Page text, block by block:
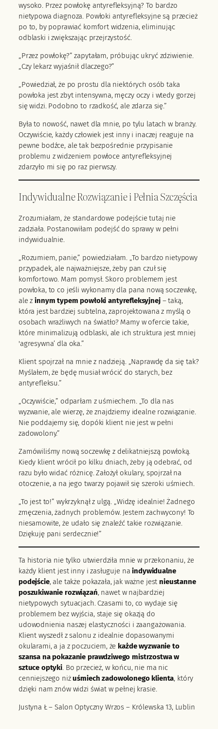
wysoko. Przez powłokę antyrefleksyjną? To bardzo
nietypowa diagnoza. Powłoki antyrefleksyjne są przecież
po to, by poprawiać komfort widzenia, eliminując
odblaski i zwiększając przejrzystość.
„Przez powłokę?” zapytałam, próbując ukryć zdziwienie.
„Czy lekarz wyjaśnił dlaczego?”
„Powiedział, że po prostu dla niektórych osób taka
powłoka jest zbyt intensywna, męczy oczy i wtedy gorzej
się widzi. Podobno to rzadkość, ale zdarza się.”
Była to nowość, nawet dla mnie, po tylu latach w branży.
Oczywiście, każdy człowiek jest inny i inaczej reaguje na
pewne bodźce, ale tak bezpośrednie przypisanie
problemu z widzeniem powłoce antyrefleksyjnej
zdarzyło mi się po raz pierwszy.
Indywidualne Rozwiązanie i Pełnia Szczęścia
Zrozumiałam, że standardowe podejście tutaj nie
zadziała. Postanowiłam podejść do sprawy w pełni
indywidualnie.
„Rozumiem, panie,” powiedziałam. „To bardzo nietypowy
przypadek, ale najważniejsze, żeby pan czuł się
komfortowo. Mam pomysł. Skoro problemem jest
powłoka, to co jeśli wykonamy dla pana nową soczewkę,
ale zinnym typem powłoki antyrefleksyjnej– taką,
która jest bardziej subtelna, zaprojektowana z myślą o
osobach wrażliwych na światło? Mamy w ofercie takie,
które minimalizują odblaski, ale ich struktura jest mniej
'agresywna’ dla oka.”
Klient spojrzał na mnie z nadzieją. „Naprawdę da się tak?
Myślałem, że będę musiał wrócić do starych, bez
antyrefleksu.”
„Oczywiście,” odparłam z uśmiechem. „To dla nas
wyzwanie, ale wierzę, że znajdziemy idealne rozwiązanie.
Nie poddajemy się, dopóki klient nie jest w pełni
zadowolony.”
Zamówiliśmy nową soczewkę z delikatniejszą powłoką.
Kiedy klient wrócił po kilku dniach, żeby ją odebrać, od
razu było widać różnicę. Założył okulary, spojrzał na
otoczenie, a na jego twarzy pojawił się szeroki uśmiech.
„To jest to!” wykrzyknął z ulgą. „Widzę idealnie! Żadnego
zmęczenia, żadnych problemów. Jestem zachwycony! To
niesamowite, że udało się znaleźć takie rozwiązanie.
Dziękuję pani serdecznie!”
Ta historia nie tylko utwierdziła mnie w przekonaniu, że
każdy klient jest inny i zasługuje naindywidualne
podejście, ale także pokazała, jak ważne jest nieustanne
poszukiwanie rozwiązań, nawet w najbardziej
nietypowych sytuacjach. Czasami to, co wydaje się
problemem bez wyjścia, staje się okazją do
udowodnienia naszej elastyczności i zaangażowania.
Klient wyszedł z salonu z idealnie dopasowanymi
okularami, a ja z poczuciem, że każde wyzwanie to
szansa na pokazanie prawdziwego mistrzostwa w
sztuce optyki. Bo przecież, w końcu, nie ma nic
cenniejszego niżuśmiech zadowolonego klienta, który
dzięki nam znów widzi świat w pełnej krasie.
Justyna Ł – Salon Optyczny Wrzos – Królewska 13, Lublin